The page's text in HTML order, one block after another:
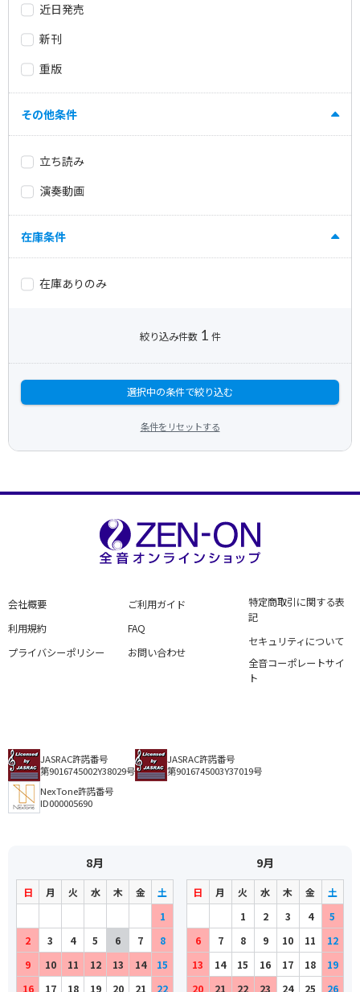
近日発売
新刊
重版
その他条件
立ち読み
演奏動画
在庫条件
在庫ありのみ
絞り込み件数 1 件
選択中の条件で絞り込む
条件をリセットする
会社概要
利用規約
プライバシーポリシー
ご利用ガイド
FAQ
お問い合わせ
特定商取引に関する表
記
セキュリティについて
全音コーポレートサイ
ト
JASRAC許諾番号
第9016745002Y38029号
JASRAC許諾番号
第9016745003Y37019号
NexTone許諾番号
ID000005690
8月
日 月 火 水 木 金
土
1
2
3 4 5 6 7
8
9
10 11 12 13 14
15
16
17 18 19 20 21 22
9月
日 月 火 水 木 金
土
1
2 3 4
5
6
7 8 9 10 11
12
13
14 15 16 17 18
19
20
21 22 23 24 25 26